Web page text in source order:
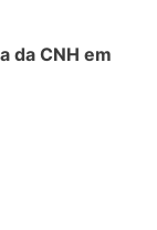
da CNH em